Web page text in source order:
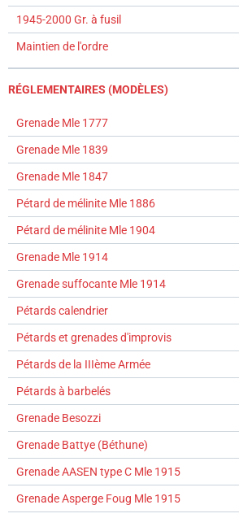
1945-2000 Gr. à fusil
Maintien de l'ordre
RÉGLEMENTAIRES (MODÈLES)
Grenade Mle 1777
Grenade Mle 1839
Grenade Mle 1847
Pétard de mélinite Mle 1886
Pétard de mélinite Mle 1904
Grenade Mle 1914
Grenade suffocante Mle 1914
Pétards calendrier
Pétards et grenades d'improvis
Pétards de la IIIème Armée
Pétards à barbelés
Grenade Besozzi
Grenade Battye (Béthune)
Grenade AASEN type C Mle 1915
Grenade Asperge Foug Mle 1915